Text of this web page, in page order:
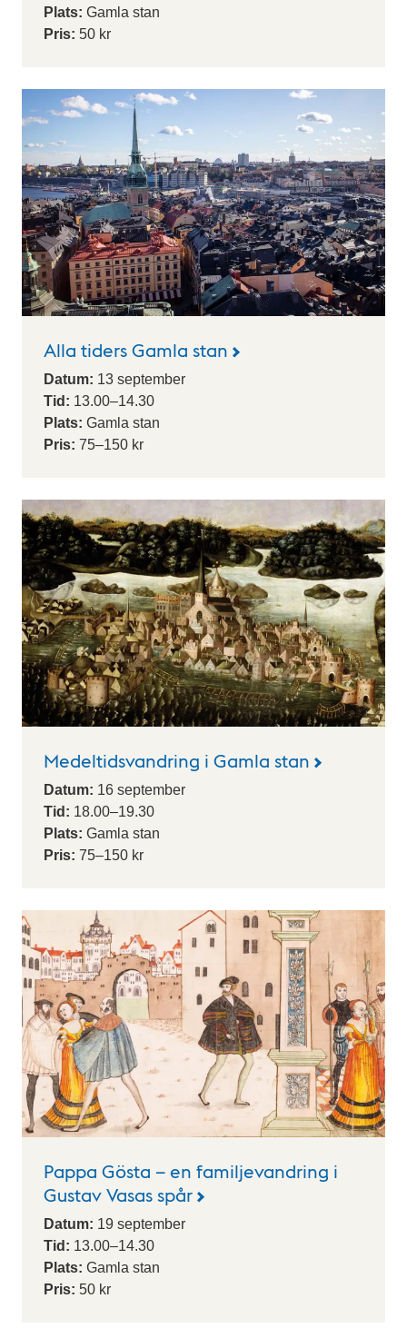
Plats: Gamla stan
Pris: 50 kr
Alla tiders Gamla stan
Datum: 13 september
Tid: 13.00–14.30
Plats: Gamla stan
Pris: 75–150 kr
Medeltidsvandring i Gamla stan
Datum: 16 september
Tid: 18.00–19.30
Plats: Gamla stan
Pris: 75–150 kr
Pappa Gösta – en familjevandring i
Gustav Vasas spår
Datum: 19 september
Tid: 13.00–14.30
Plats: Gamla stan
Pris: 50 kr